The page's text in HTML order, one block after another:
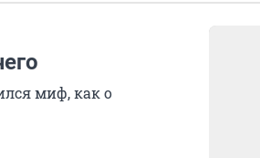
миф, как о